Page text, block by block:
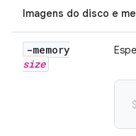
Imagens do disco e
-memory
size